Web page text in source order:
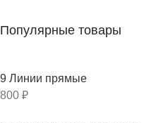
Популярные товары
9 Линии прямые
800 ₽